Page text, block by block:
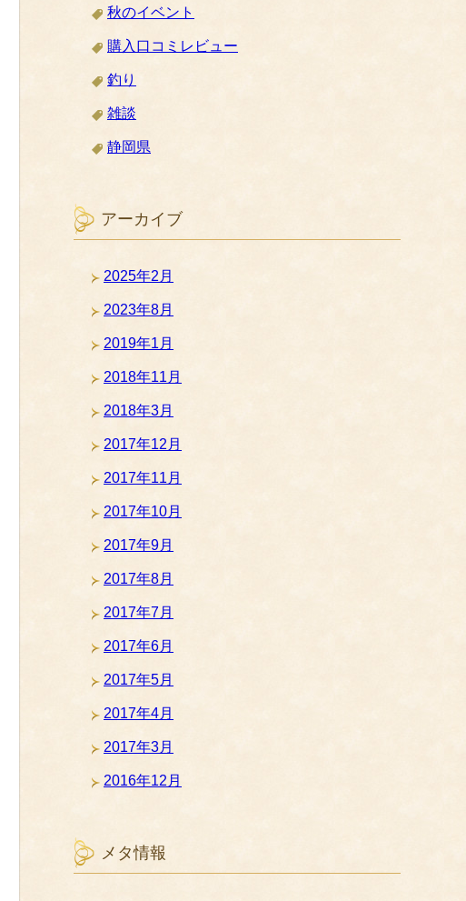
秋のイベント
購入口コミレビュー
釣り
雑談
静岡県
アーカイブ
2025年2月
2023年8月
2019年1月
2018年11月
2018年3月
2017年12月
2017年11月
2017年10月
2017年9月
2017年8月
2017年7月
2017年6月
2017年5月
2017年4月
2017年3月
2016年12月
メタ情報